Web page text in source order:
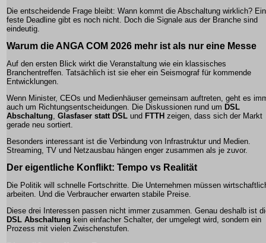
Die entscheidende Frage bleibt: Wann kommt die Abschaltung wirklich?
feste Deadline gibt es noch nicht. Doch die Signale aus der Branche sind
eindeutig.
Warum die ANGA COM 2026 mehr ist als nur eine Messe
Auf den ersten Blick wirkt die Veranstaltung wie ein klassisches
Branchentreffen. Tatsächlich ist sie eher ein Seismograf für kommende
Entwicklungen.
Wenn Minister, CEOs und Medienhäuser gemeinsam auftreten, geht es
auch um Richtungsentscheidungen. Die Diskussionen rund um DSL
Abschaltung, Glasfaser statt DSL und FTTH zeigen, dass sich der Markt
gerade neu sortiert.
Besonders interessant ist die Verbindung von Infrastruktur und Medien.
Streaming, TV und Netzausbau hängen enger zusammen als je zuvor.
Der eigentliche Konflikt: Tempo vs Realität
Die Politik will schnelle Fortschritte. Die Unternehmen müssen
arbeiten. Und die Verbraucher erwarten stabile Preise.
Diese drei Interessen passen nicht immer zusammen. Genau deshalb ist
DSL Abschaltung kein einfacher Schalter, der umgelegt wird, sondern ein
Prozess mit vielen Zwischenstufen.